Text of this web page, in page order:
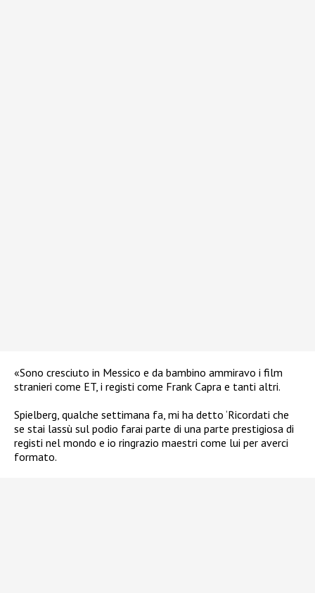
«Sono cresciuto in Messico e da bambino ammiravo i film
stranieri come ET, i registi come Frank Capra e tanti altri.
Spielberg, qualche settimana fa, mi ha detto ‘Ricordati che
se stai lassù sul podio farai parte di una parte prestigiosa di
registi nel mondo e io ringrazio maestri come lui per averci
formato.